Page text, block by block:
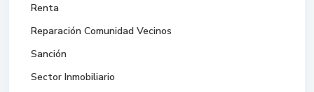
Renta
Reparación Comunidad Vecinos
Sanción
Sector Inmobiliario